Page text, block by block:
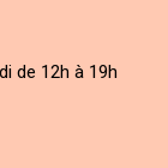
de 12h à 19h